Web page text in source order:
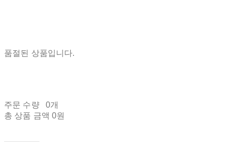
품절된 상품입니다.
주문 수량
0개
총 상품 금액 0원